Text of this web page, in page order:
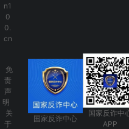
n1
0
0.
cn
免
责
声
明
关
于
国家反诈中心
国家反诈中
APP